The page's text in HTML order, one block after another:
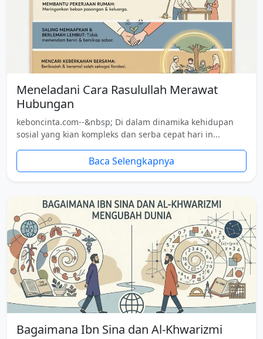
Meneladani Cara Rasulullah Merawat
Hubungan
keboncinta.com--&nbsp; Di dalam dinamika kehidupan
sosial yang kian kompleks dan serba cepat hari in...
Baca Selengkapnya
Bagaimana Ibn Sina dan Al-Khwarizmi